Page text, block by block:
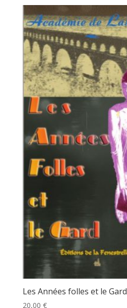
Les Années folles et le Gard
20,00 €